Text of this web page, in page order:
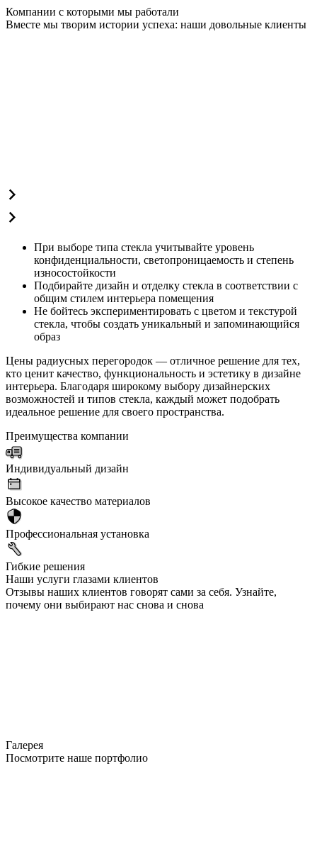
Компании с которыми мы работали
Вместе мы творим истории успеха: наши довольные клиенты
При выборе типа стекла учитывайте уровень
конфиденциальности, светопроницаемость и степень
износостойкости
Подбирайте дизайн и отделку стекла в соответствии с
общим стилем интерьера помещения
Не бойтесь экспериментировать с цветом и текстурой
стекла, чтобы создать уникальный и запоминающийся
образ
Цены радиусных перегородок — отличное решение для тех,
кто ценит качество, функциональность и эстетику в дизайне
интерьера. Благодаря широкому выбору дизайнерских
возможностей и типов стекла, каждый может подобрать
идеальное решение для своего пространства.
Преимущества компании
Индивидуальный дизайн
Высокое качество материалов
Профессиональная установка
Гибкие решения
Наши услуги глазами клиентов
Отзывы наших клиентов говорят сами за себя. Узнайте,
почему они выбирают нас снова и снова
Галерея
Посмотрите наше портфолио